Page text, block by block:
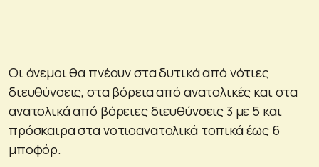
Οι άνεμοι θα πνέουν στα δυτικά από νότιες
διευθύνσεις, στα βόρεια από ανατολικές και στα
ανατολικά από βόρειες διευθύνσεις 3 με 5 και
πρόσκαιρα στα νοτιοανατολικά τοπικά έως 6
μποφόρ.